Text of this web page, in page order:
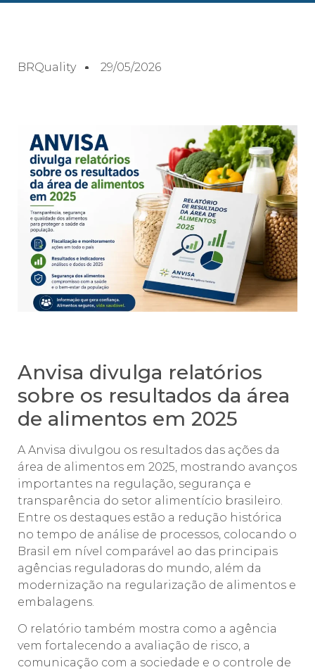
BRQuality 29/05/2026
Anvisa divulga relatórios
sobre os resultados da área
de alimentos em 2025
A Anvisa divulgou os resultados das ações da
área de alimentos em 2025, mostrando avanços
importantes na regulação, segurança e
transparência do setor alimentício brasileiro.
Entre os destaques estão a redução histórica
no tempo de análise de processos, colocando o
Brasil em nível comparável ao das principais
agências reguladoras do mundo, além da
modernização na regularização de alimentos e
embalagens.
O relatório também mostra como a agência
vem fortalecendo a avaliação de risco, a
comunicação com a sociedade e o controle de